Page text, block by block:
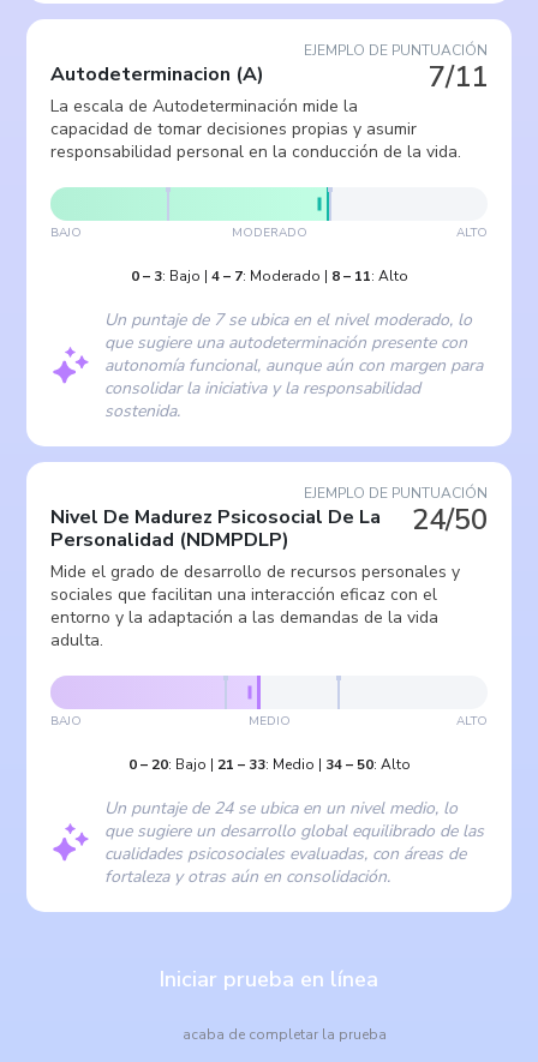
EJEMPLO DE PUNTUACIÓN
7/11
Autodeterminacion (A)
La escala de Autodeterminación mide la
capacidad de tomar decisiones propias y asumir
responsabilidad personal en la conducción de la vida.
BAJO MODERADO ALTO
0– 3: Bajo | 4– 7: Moderado | 8– 11: Alto
Un puntaje de 7 se ubica en el nivel moderado, lo
que sugiere una autodeterminación presente con
autonomía funcional, aunque aún con margen para
consolidar la iniciativa y la responsabilidad
sostenida.
EJEMPLO DE PUNTUACIÓN
24/50
Nivel De Madurez Psicosocial De La
Personalidad (NDMPDLP)
Mide el grado de desarrollo de recursos personales y
sociales que facilitan una interacción eficaz con el
entorno y la adaptación a las demandas de la vida
adulta.
BAJO MEDIO ALTO
0– 20: Bajo | 21 – 33: Medio | 34– 50: Alto
Un puntaje de 24 se ubica en un nivel medio, lo
que sugiere un desarrollo global equilibrado de las
cualidades psicosociales evaluadas, con áreas de
fortaleza y otras aún en consolidación.
Iniciar prueba en línea
acaba de completar la prueba